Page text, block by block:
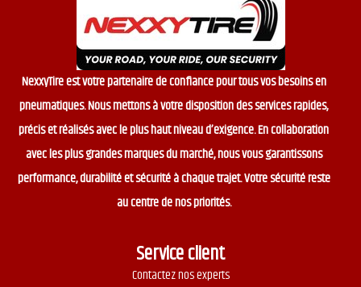
NexxyTire est votre partenaire de confiance pour tous vos besoins en
pneumatiques. Nous mettons à votre disposition des services rapides,
précis et réalisés avec le plus haut niveau d’exigence. En collaboration
avec les plus grandes marques du marché, nous vous garantissons
performance, durabilité et sécurité à chaque trajet. Votre sécurité reste
au centre de nos priorités.
Service client
Contactez nos experts